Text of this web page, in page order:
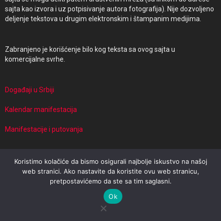
sajta kao izvora i uz potpisivanje autora fotografija). Nije dozvoljeno
deljenje tekstova u drugim elektronskim i štampanim medijima.
Zabranjeno je korišćenje bilo kog teksta sa ovog sajta u
komercijalne svrhe.
Događaji u Srbiji
Kalendar manifestacija
Manifestacije i putovanja
© 2026 Events in Serbia | Powered by Travel Target
Impresum
Uslovi korišćenja Politika privatnosti
Koristimo kolačiće da bismo osigurali najbolje iskustvo na našoj
web stranici. Ako nastavite da koristite ovu web stranicu,
pretpostavićemo da ste sa tim saglasni.
Ok